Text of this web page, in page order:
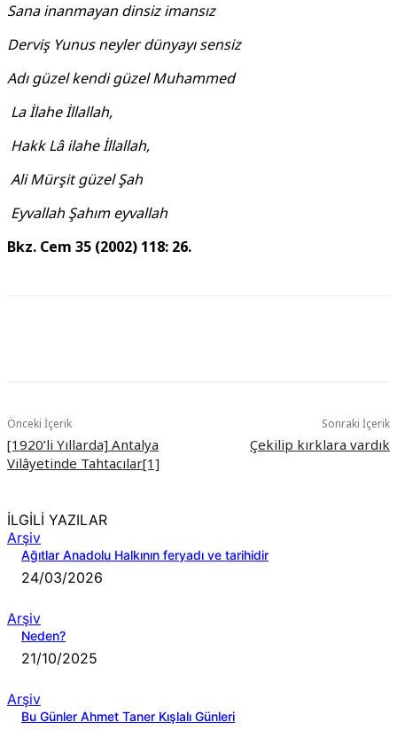
Sana inanmayan dinsiz imansız
Derviş Yunus neyler dünyayı sensiz
Adı güzel kendi güzel Muhammed
La İlahe İllallah,
Hakk Lâ ilahe İllallah,
Ali Mürşit güzel Şah
Eyvallah Şahım eyvallah
Bkz. Cem 35 (2002) 118: 26.
Önceki İçerik
[1920’li Yıllarda] Antalya
Vilâyetinde Tahtacılar[1]
Sonraki İçerik
Çekilip kırklara vardık
İLGİLİ YAZILAR
Arşiv
Ağıtlar Anadolu Halkının feryadı ve tarihidir
24/03/2026
Arşiv
Neden?
21/10/2025
Arşiv
Bu Günler Ahmet Taner Kışlalı Günleri